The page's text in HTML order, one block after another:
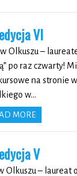
VI
w Olkuszu –
po raz czwarty!
na stronie
w…
MORE
V
w Olkuszu –